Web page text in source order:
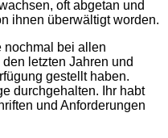
oft abgetan und
ihnen überwältigt worden.
nochmal bei allen
letzten Jahren und
gestellt haben.
durchgehalten. Ihr habt
und Anforderungen